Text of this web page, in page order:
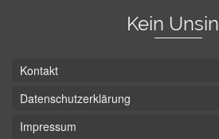
Kein
Kontakt
Datenschutzerklärung
Impressum